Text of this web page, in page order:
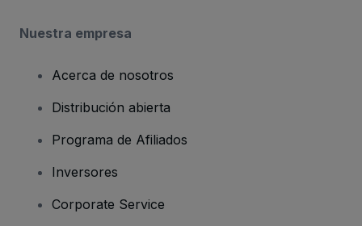
Nuestra empresa
Acerca de nosotros
Distribución abierta
Programa de Afiliados
Inversores
Corporate Service